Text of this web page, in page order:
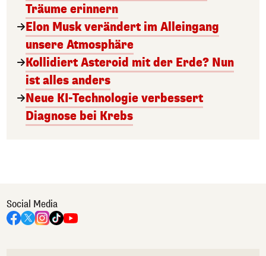
Träume erinnern
Elon Musk verändert im Alleingang
unsere Atmosphäre
Kollidiert Asteroid mit der Erde? Nun
ist alles anders
Neue KI-Technologie verbessert
Diagnose bei Krebs
Social Media